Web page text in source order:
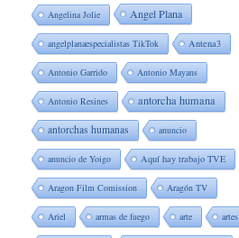
Angelina Jolie Angel Plana
angelplanaespecialistas TikTok Antena3
Antonio Garrido Antonio Mayans
Antonio Resines antorcha humana
antorchas humanas anuncio
anuncio de Yoigo Aquí hay trabajo TVE
Aragon Film Comission Aragón TV
Ariel armas de fuego arte artes